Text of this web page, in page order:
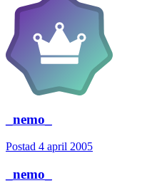
_nemo_
Postad 4 april 2005
_nemo_